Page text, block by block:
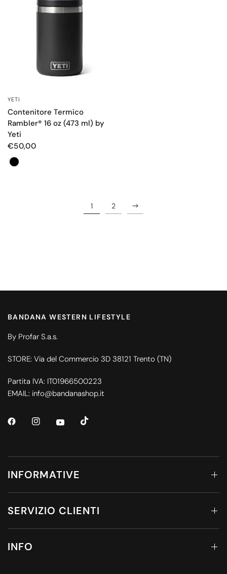
YETI
Contenitore Termico
Rambler® 16 oz (473 ml) by
Yeti
€50,00
Color
1 2
BANDANA WESTERN LIFESTYLE
By Profar S.a.s.
STORE: Via del Commercio 3D 38121 Trento (TN)
Partita IVA: IT01966500223
EMAIL: info@bandanashop.it
INFORMATIVE
SERVIZIO CLIENTI
INFO